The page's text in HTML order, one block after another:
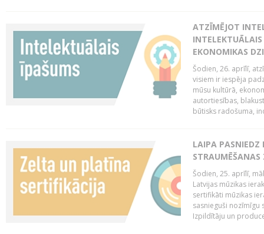
ATZĪMĒJOT
EKONOMIKAS
Šodien, 26. aprīlī,
visiem ir iespēja
mūsu kultūrā,
autortiesības,
būtisks radošuma,
LAIPA PASNIEDZ
Šodien, 25. aprīlī,
Latvijas mūzikas
sertifikāti mūzikas
sasnieguši nozīmīgu
Izpildītāju un